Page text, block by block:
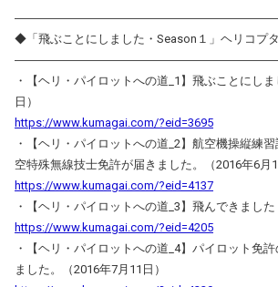
◆「飛ぶことにしました・Season１」ヘリコプ
・【ヘリ・パイロットへの道_1】飛ぶことにし
日）
https://www.kumagai.com/?eid=3695
・【ヘリ・パイロットへの道_2】航空機操縦練
空特殊無線技士免許が届きました。（2016年6月
https://www.kumagai.com/?eid=4137
・【ヘリ・パイロットへの道_3】飛んできました
https://www.kumagai.com/?eid=4205
・【ヘリ・パイロットへの道_4】パイロット免
ました。（2016年7月11日）